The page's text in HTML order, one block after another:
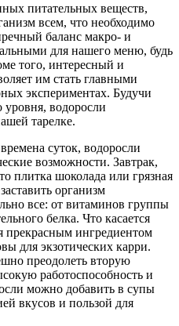
питательных веществ,
всем, что необходимо
баланс макро- и
для нашего меню, будь
того, интересный и
им стать главными
экспериментах. Будучи
уровня, водоросли
тарелке.
суток, водоросли
возможности. Завтрак,
плитка шоколада или грязная
организм
все: от витаминов группы
белка. Что касается
прекрасным ингредиентом
для экзотических карри.
преодолеть вторую
работоспособность и
можно добавить в супы
вкусов и пользой для